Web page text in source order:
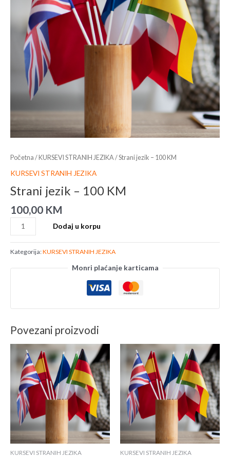
Početna /KURSEVI STRANIH JEZIKA / Strani jezik – 100 KM
KURSEVI STRANIH JEZIKA
Strani jezik – 100 KM
100,00 KM
Dodaj u korpu
Kategorija:KURSEVI STRANIH JEZIKA
Monri plaćanje karticama
Povezani proizvodi
KURSEVI STRANIH JEZIKA KURSEVI STRANIH JEZIKA